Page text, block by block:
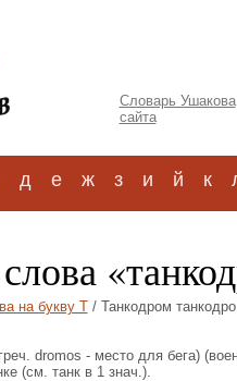
Словарь Ушакова
сайта
д е ж з и й к
на букву Т/ Танкодром танкодро
dromos - место для бега)
(см. танк в 1 знач.).